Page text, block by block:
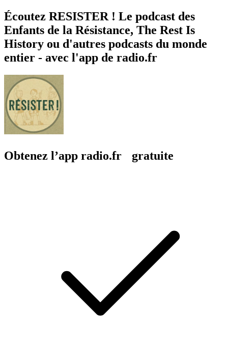
Écoutez RESISTER ! Le podcast des
Enfants de la Résistance, The Rest Is
History ou d'autres podcasts du monde
entier - avec l'app de radio.fr
Obtenez l’app radio.fr gratuite